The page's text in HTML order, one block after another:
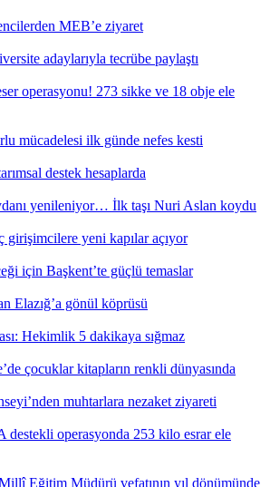
MEB’e ziyaret
adaylarıyla tecrübe paylaştı
operasyonu! 273 sikke ve 18 obje ele
mücadelesi ilk günde nefes kesti
destek hesaplarda
yenileniyor… İlk taşı Nuri Aslan koydu
girişimcilere yeni kapılar açıyor
için Başkent’te güçlü temaslar
Elazığ’a gönül köprüsü
Hekimlik 5 dakikaya sığmaz
çocuklar kitapların renkli dünyasında
muhtarlara nezaket ziyareti
destekli operasyonda 253 kilo esrar ele
Eğitim Müdürü vefatının yıl dönümünde